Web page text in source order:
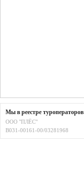
Мы в реестре туроператоров
ООО "ПЛЁС"
В031-00161-00/03281968